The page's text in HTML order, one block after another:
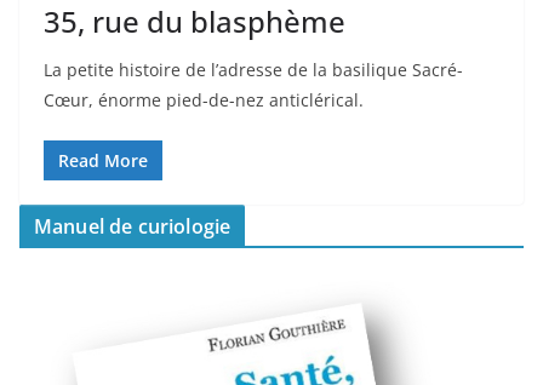
35, rue du blasphème
La petite histoire de l’adresse de la basilique Sacré-
Cœur, énorme pied-de-nez anticlérical.
Read More
Manuel de curiologie